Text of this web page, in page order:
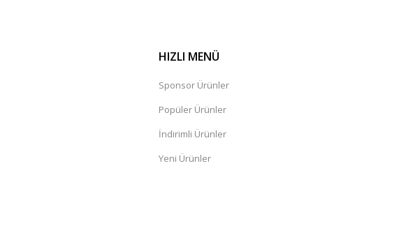
HIZLI MENÜ
Sponsor Ürünler
Popüler Ürünler
İndirimli Ürünler
Yeni Ürünler